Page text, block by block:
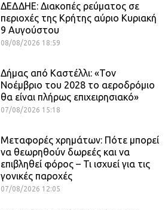
ΔΕΔΔΗΕ: Διακοπές ρεύματος σε
περιοχές της Κρήτης αύριο Κυριακή
9 Αυγούστου
08/08/2026 18:59
Δήμας από Καστέλλι: «Τον
Νοέμβριο του 2028 το αεροδρόμιο
θα είναι πλήρως επιχειρησιακό»
07/08/2026 15:18
Μεταφορές χρημάτων: Πότε μπορεί
να θεωρηθούν δωρεές και να
επιβληθεί φόρος – Τι ισχυεί για τις
γονικές παροχές
07/08/2026 12:05